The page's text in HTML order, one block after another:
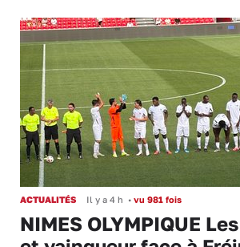
ACTUALITÉS Il y a 4 h • vu 981 fois
NIMES OLYMPIQUE